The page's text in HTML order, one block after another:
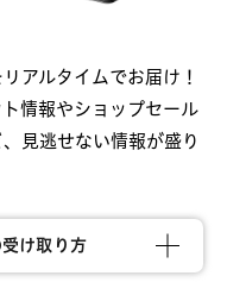
アルタイムでお届け！
情報やショップセール
見逃せない情報が盛り
け取り方